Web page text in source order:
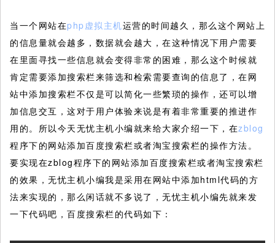
当一个网站在php虚拟主机运营的时间越久，那么这个网站上
的信息量就会越多，数据就会越大，在这种情况下用户需要
在里面寻找一些信息就会变得非常的困难，那么这个时候就
肯定需要添加搜索栏来筛选和检索需要查询的信息了，在网
站中添加搜索栏不仅是可以简化一些繁琐的操作，还可以增
加信息交互，这对于用户体验来说是有着非常重要的推进作
用的。所以今天无忧主机小编就来给大家介绍一下，在zblog
程序下的网站添加百度搜索栏或者淘宝搜索栏的操作方法。
要实现在zblog程序下的网站添加百度搜索栏或者淘宝搜索栏
的效果，无忧主机小编我是采用在网站中添加html代码的方
法来实现的，那么闲话就不多说了，无忧主机小编先就来发
一下代码吧，百度搜索栏的代码如下：